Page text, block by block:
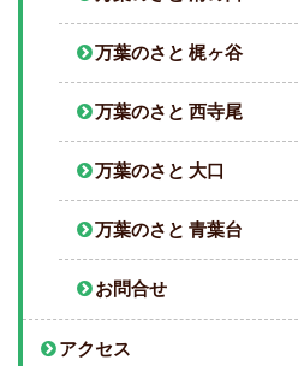
万葉のさと 梶ヶ谷
万葉のさと 西寺尾
万葉のさと 大口
万葉のさと 青葉台
お問合せ
アクセス